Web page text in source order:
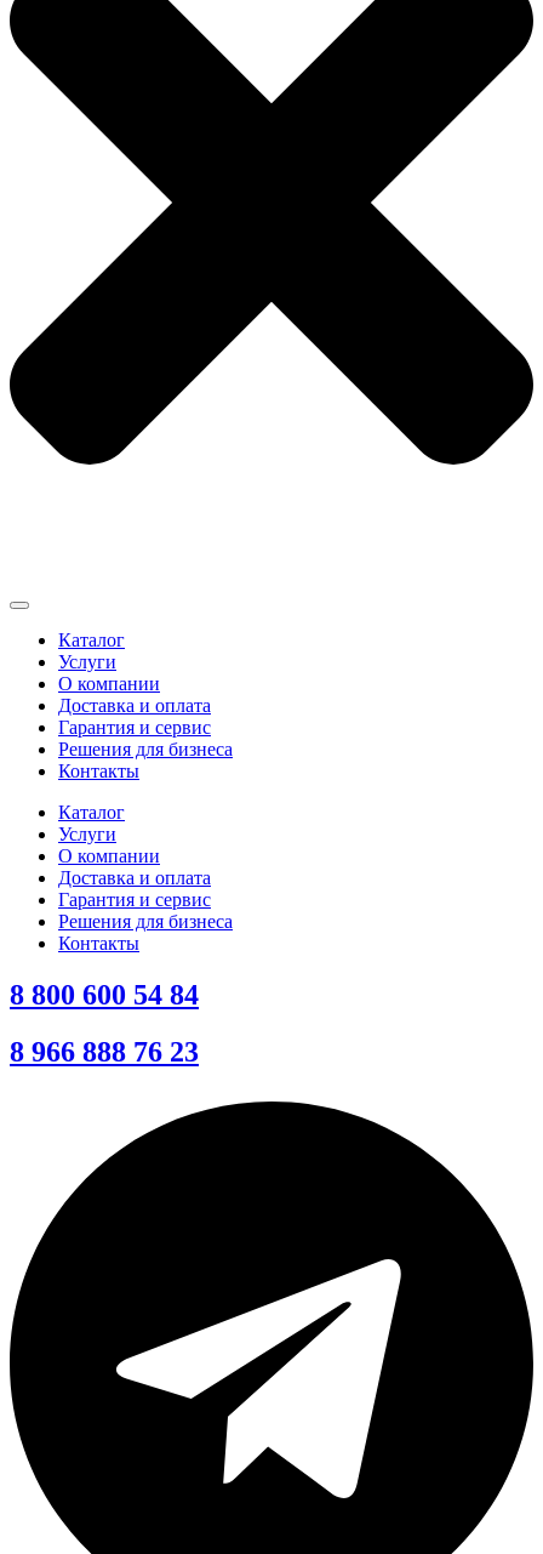
Каталог
Услуги
О компании
Доставка и оплата
Гарантия и сервис
Решения для бизнеса
Контакты
Каталог
Услуги
О компании
Доставка и оплата
Гарантия и сервис
Решения для бизнеса
Контакты
8 800 600 54 84
8 966 888 76 23